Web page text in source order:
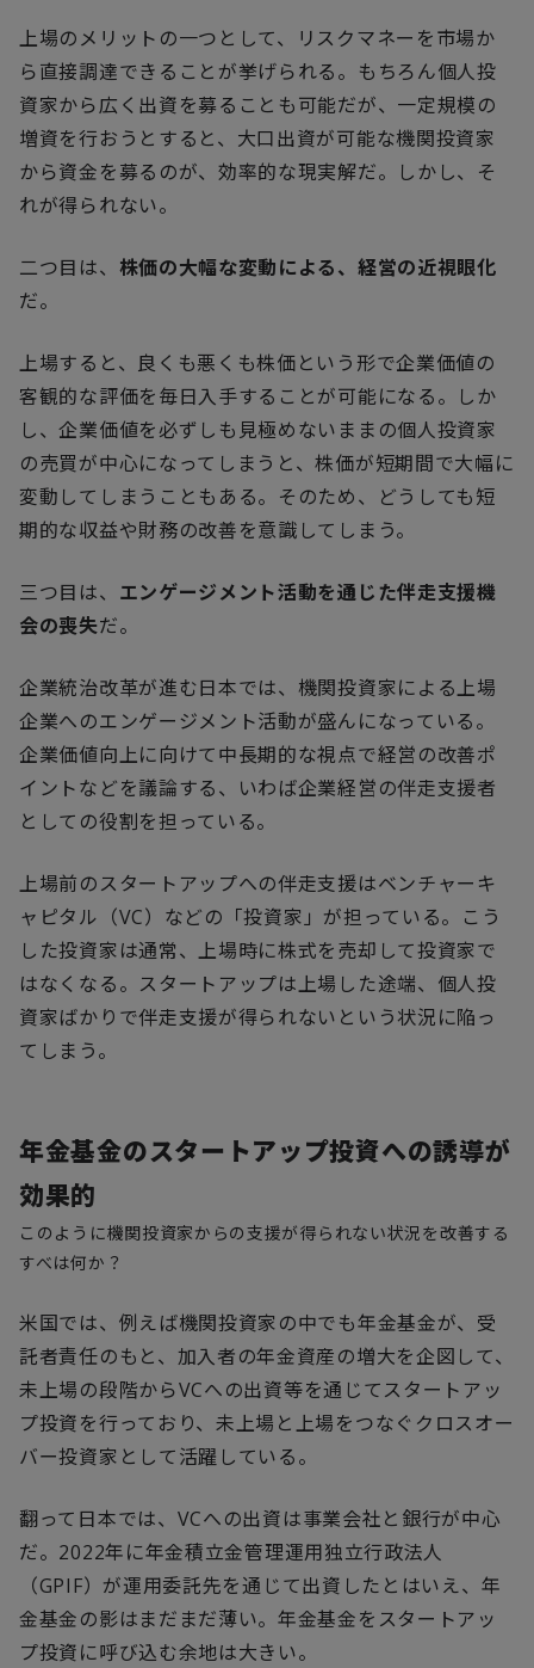
上場のメリットの一つとして、リスクマネーを市場か
ら直接調達できることが挙げられる。もちろん個人投
資家から広く出資を募ることも可能だが、一定規模の
増資を行おうとすると、大口出資が可能な機関投資家
から資金を募るのが、効率的な現実解だ。しかし、そ
れが得られない。
二つ目は、 株価の大幅な変動による、経営の近視眼化
だ。
上場すると、良くも悪くも株価という形で企業価値の
客観的な評価を毎日入手することが可能になる。しか
し、企業価値を必ずしも見極めないままの個人投資家
の売買が中心になってしまうと、株価が短期間で大幅に
変動してしまうこともある。そのため、どうしても短
期的な収益や財務の改善を意識してしまう。
三つ目は、 エンゲージメント活動を通じた伴走支援機
会の喪失だ。
企業統治改革が進む日本では、機関投資家による上場
企業へのエンゲージメント活動が盛んになっている。
企業価値向上に向けて中長期的な視点で経営の改善ポ
イントなどを議論する、いわば企業経営の伴走支援者
としての役割を担っている。
上場前のスタートアップへの伴走支援はベンチャーキ
ャピタル（VC）などの「投資家」が担っている。こう
した投資家は通常、上場時に株式を売却して投資家で
はなくなる。スタートアップは上場した途端、個人投
資家ばかりで伴走支援が得られないという状況に陥っ
てしまう。
年金基金のスタートアップ投資への誘導が
効果的
このように機関投資家からの支援が得られない状況を改善する
すべは何か？
米国では、例えば機関投資家の中でも年金基金が、受
託者責任のもと、加入者の年金資産の増大を企図して、
未上場の段階からVCへの出資等を通じてスタートアッ
プ投資を行っており、未上場と上場をつなぐクロスオー
バー投資家として活躍している。
翻って日本では、 VCへの出資は事業会社と銀行が中心
だ。 2022年に年金積立金管理運用独立行政法人
（GPIF）が運用委託先を通じて出資したとはいえ、年
金基金の影はまだまだ薄い。年金基金をスタートアッ
プ投資に呼び込む余地は大きい。